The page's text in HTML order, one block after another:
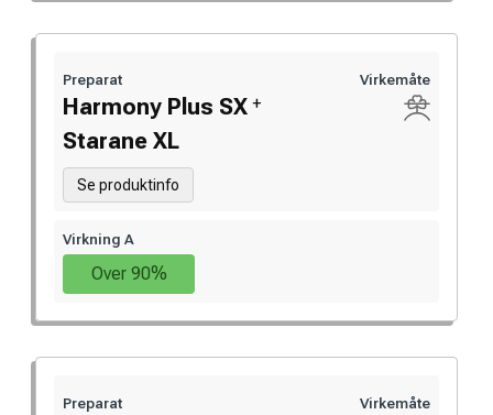
Preparat
Harmony Plus SX +
Starane XL
Se produktinfo
Virkemåte
Virkning A
Over 90%
Preparat Virkemåte